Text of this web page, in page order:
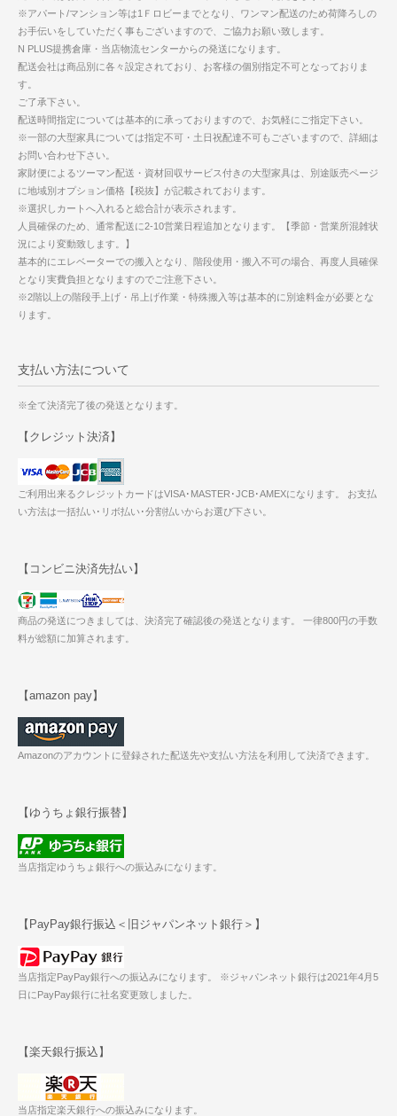
※アパート/マンション等は1Ｆロビーまでとなり、ワンマン配送のため荷降ろしの
お手伝いをしていただく事もございますので、ご協力お願い致します。
N PLUS提携倉庫・当店物流センターからの発送になります。
配送会社は商品別に各々設定されており、お客様の個別指定不可となっておりま
す。
ご了承下さい。
配送時間指定については基本的に承っておりますので、お気軽にご指定下さい。
※一部の大型家具については指定不可・土日祝配達不可もございますので、詳細は
お問い合わせ下さい。
家財便によるツーマン配送・資材回収サービス付きの大型家具は、別途販売ページ
に地域別オプション価格【税抜】が記載されております。
※選択しカートへ入れると総合計が表示されます。
人員確保のため、通常配送に2-10営業日程追加となります。【季節・営業所混雑状
況により変動致します。】
基本的にエレベーターでの搬入となり、階段使用・搬入不可の場合、再度人員確保
となり実費負担となりますのでご注意下さい。
※2階以上の階段手上げ・吊上げ作業・特殊搬入等は基本的に別途料金が必要とな
ります。
支払い方法について
※全て決済完了後の発送となります。
【クレジット決済】
ご利用出来るクレジットカードはVISA･MASTER･JCB･AMEXになります。 お支払
い方法は一括払い･リボ払い･分割払いからお選び下さい。
【コンビニ決済先払い】
商品の発送につきましては、決済完了確認後の発送となります。 一律800円の手数
料が総額に加算されます。
【amazon pay】
Amazonのアカウントに登録された配送先や支払い方法を利用して決済できます。
【ゆうちょ銀行振替】
当店指定ゆうちょ銀行への振込みになります。
【PayPay銀行振込＜旧ジャパンネット銀行＞】
当店指定PayPay銀行への振込みになります。 ※ジャパンネット銀行は2021年4月5
日にPayPay銀行に社名変更致しました。
【楽天銀行振込】
当店指定楽天銀行への振込みになります。